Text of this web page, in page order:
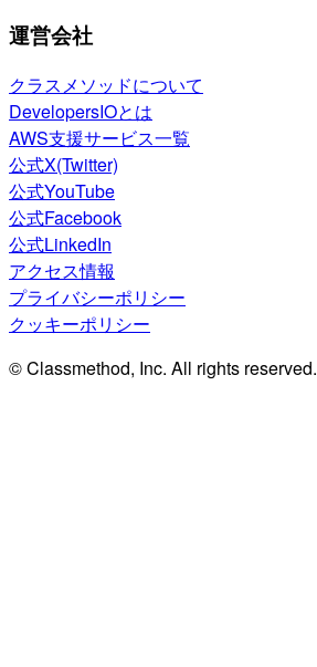
運営会社
クラスメソッドについて
DevelopersIOとは
AWS支援サービス一覧
公式X(Twitter)
公式YouTube
公式Facebook
公式LinkedIn
アクセス情報
プライバシーポリシー
クッキーポリシー
© Classmethod, Inc. All rights reserved.